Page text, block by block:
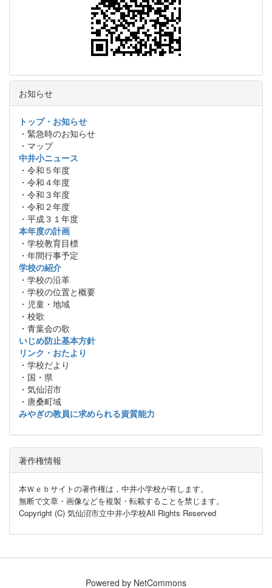
お知らせ
トップ・お知らせ
・緊急時のお知らせ
・マップ
中井小ニュース
・令和５年度
・令和４年度
・令和３年度
・令和２年度
・平成３１年度
本年度の計画
・学校教育目標
・年間行事予定
学校の紹介
・学校の沿革
・学校の位置と概要
・児童・地域
・校歌
・青葉会の歌
いじめ防止基本方針
リンク・おたより
・学校だより
・国・県
・気仙沼市
・唐桑町域
みやぎの教員に求められる資質能力
著作権情報
本Ｗｅｂサイトの著作権は，中井小学校が有します。
無断で文章・画像などを複製・転載することを禁じます。
Copyright (C) 気仙沼市立中井小学校All Rights Reserved
Powered by NetCommons